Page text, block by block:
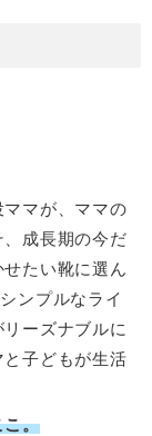
マが、ママの
成長期の今だ
たい靴に選ん
ンプルなライ
ーズナブルに
子どもが生活
こ。